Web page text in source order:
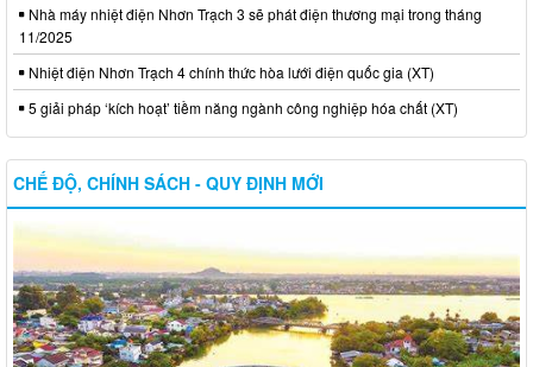
Nhà máy nhiệt điện Nhơn Trạch 3 sẽ phát điện thương mại trong tháng
11/2025
Nhiệt điện Nhơn Trạch 4 chính thức hòa lưới điện quốc gia (XT)
5 giải pháp ‘kích hoạt’ tiềm năng ngành công nghiệp hóa chất (XT)
CHẾ ĐỘ, CHÍNH SÁCH - QUY ĐỊNH MỚI